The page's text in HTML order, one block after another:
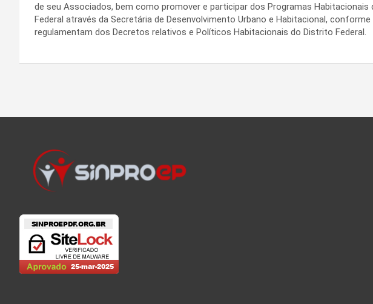
de seu Associados, bem como promover e participar dos Programas Habitacionais
Federal através da Secretária de Desenvolvimento Urbano e Habitacional,
regulamentam dos Decretos relativos e Políticos Habitacionais do Distrito Federal.